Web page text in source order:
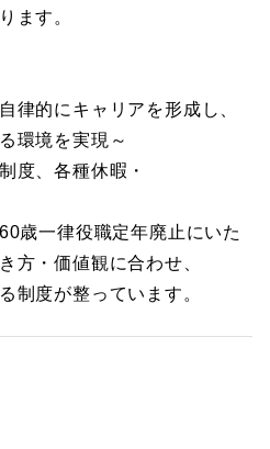
ます。
律的にキャリアを形成し、
環境を実現～
度、各種休暇・
歳一律役職定年廃止にいた
方・価値観に合わせ、
制度が整っています。